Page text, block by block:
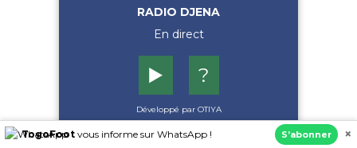
RADIO DJENA
En direct
▶️ ?
Développé par OTIYA
TogoFoot vous informe sur WhatsApp ! S’abonner ×